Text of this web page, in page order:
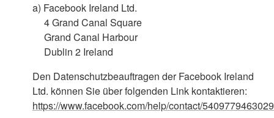
a) Facebook Ireland Ltd.
4 Grand Canal Square
Grand Canal Harbour
Dublin 2 Ireland
Den Datenschutzbeauftragen der Facebook Ireland
Ltd. können Sie über folgenden Link kontaktieren:
https://www.facebook.com/help/contact/